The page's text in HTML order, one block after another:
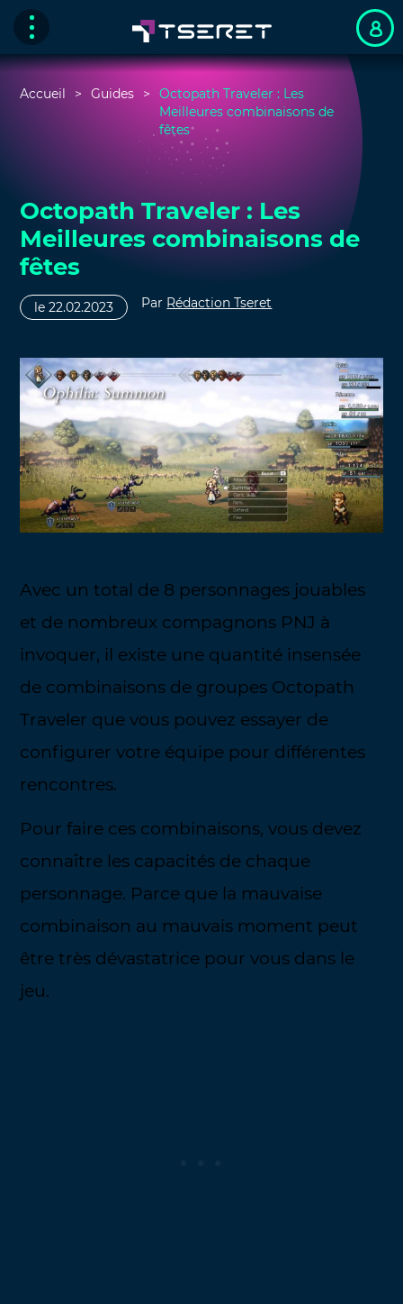
Accueil Guides
Octopath Traveler : Les
Meilleures combinaisons de
fêtes
Octopath Traveler : Les
Meilleures combinaisons de
fêtes
le 22.02.2023 Par Rédaction Tseret
Avec un total de 8 personnages jouables
et de nombreux compagnons PNJ à
invoquer, il existe une quantité insensée
de combinaisons de groupes Octopath
Traveler que vous pouvez essayer de
configurer votre équipe pour différentes
rencontres.
Pour faire ces combinaisons, vous devez
connaître les capacités de chaque
personnage. Parce que la mauvaise
combinaison au mauvais moment peut
être très dévastatrice pour vous dans le
jeu.